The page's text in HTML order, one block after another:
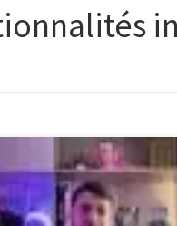
une Application Développer
: Un Guide Complet De nos jours,
d’applications est devenu un